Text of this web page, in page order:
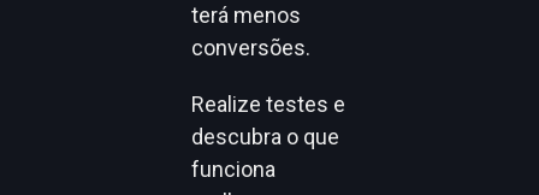
terá menos
conversões.
Realize testes e
descubra o que
funciona